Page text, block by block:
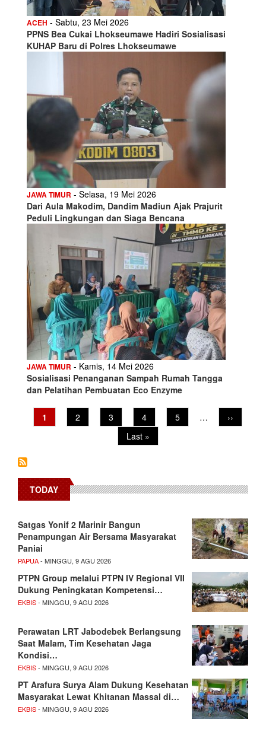
ACEH - Sabtu, 23 Mei 2026
PPNS Bea Cukai Lhokseumawe Hadiri Sosialisasi
KUHAP Baru di Polres Lhokseumawe
JAWA TIMUR - Selasa, 19 Mei 2026
Dari Aula Makodim, Dandim Madiun Ajak Prajurit
Peduli Lingkungan dan Siaga Bencana
JAWA TIMUR - Kamis, 14 Mei 2026
Sosialisasi Penanganan Sampah Rumah Tangga
dan Pelatihan Pembuatan Eco Enzyme
Pagination
Current
page
1 Page
2 Page
3 Page
4 Page
5 …
Next
page
››
Last
page
Last »
TODAY
Satgas Yonif 2 Marinir Bangun
Penampungan Air Bersama Masyarakat
Paniai
PAPUA- MINGGU, 9 AGU 2026
PTPN Group melalui PTPN IV Regional VII
Dukung Peningkatan Kompetensi…
EKBIS- MINGGU, 9 AGU 2026
Perawatan LRT Jabodebek Berlangsung
Saat Malam, Tim Kesehatan Jaga
Kondisi…
EKBIS- MINGGU, 9 AGU 2026
PT Arafura Surya Alam Dukung Kesehatan
Masyarakat Lewat Khitanan Massal di…
EKBIS- MINGGU, 9 AGU 2026